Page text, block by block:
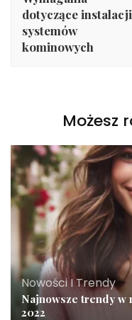
dotyczące instalacji
systemów
kominowych
Możesz
Nowości I Trendy
Najnowsze trendy w
2022